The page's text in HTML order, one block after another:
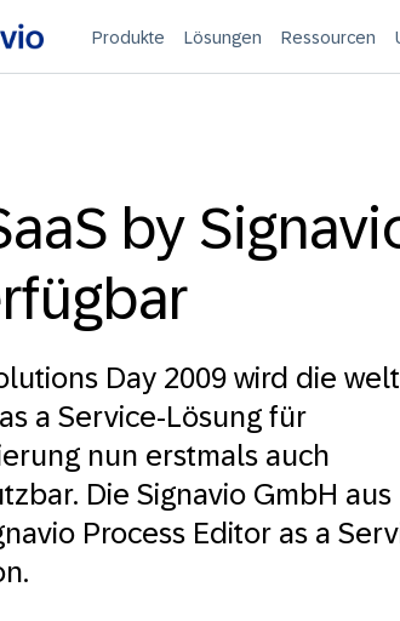
Produkte Lösungen Ressourcen
by
Day 2009 wird die
a Service-Lösung für
nun erstmals auch
Die Signavio GmbH aus
Process Editor as a